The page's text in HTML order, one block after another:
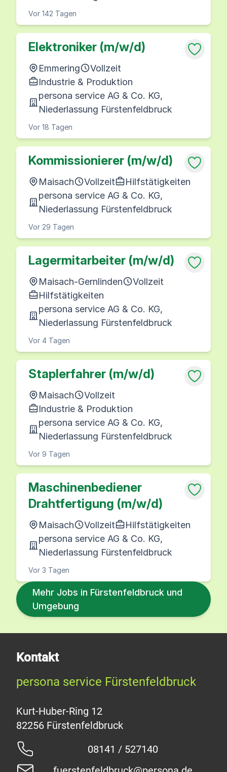
Vor 142 Tagen
Elektroniker (m/w/d)
Emmering
Vollzeit
Industrie & Produktion
persona service AG & Co. KG,
Niederlassung Fürstenfeldbruck
Vor 18 Tagen
Kommissionierer (m/w/d)
Maisach Vollzeit
Hilfstätigkeiten
persona service AG & Co. KG,
Niederlassung Fürstenfeldbruck
Vor 29 Tagen
Lagermitarbeiter (m/w/d)
Maisach-Gernlinden
Vollzeit
Hilfstätigkeiten
persona service AG & Co. KG,
Niederlassung Fürstenfeldbruck
Vor 4 Tagen
Staplerfahrer (m/w/d)
Maisach
Vollzeit
Industrie & Produktion
persona service AG & Co. KG,
Niederlassung Fürstenfeldbruck
Vor 9 Tagen
Maschinenbediener
Drahtfertigung (m/w/d)
Maisach Vollzeit
Hilfstätigkeiten
persona service AG & Co. KG,
Niederlassung Fürstenfeldbruck
Vor 3 Tagen
Mehr Jobs in Fürstenfeldbruck und
Umgebung
Kontakt
persona service Fürstenfeldbruck
Kurt-Huber-Ring 12
08141 / 527140